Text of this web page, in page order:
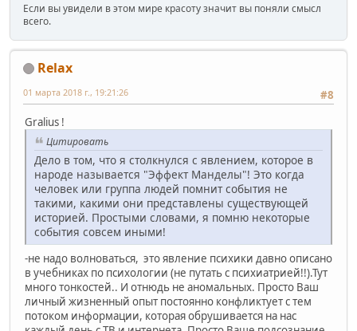
Если вы увидели в этом мире красоту значит вы поняли смысл
всего.
Relax
#8
01 марта 2018 г., 19:21:26
Gralius !
Цитировать
Дело в том, что я столкнулся с явлением, которое в
народе называется "Эффект Манделы"! Это когда
человек или группа людей помнит события не
такими, какими они представлены существующей
историей. Простыми словами, я помню некоторые
события совсем иными!
-не надо волноваться, это явление психики давно описано
в учебниках по психологии (не путать с психиатрией!!).Тут
много тонкостей.. И отнюдь не аномальных. Просто Ваш
личный жизненный опыт постоянно конфликтует с тем
потоком информации, которая обрушивается на нас